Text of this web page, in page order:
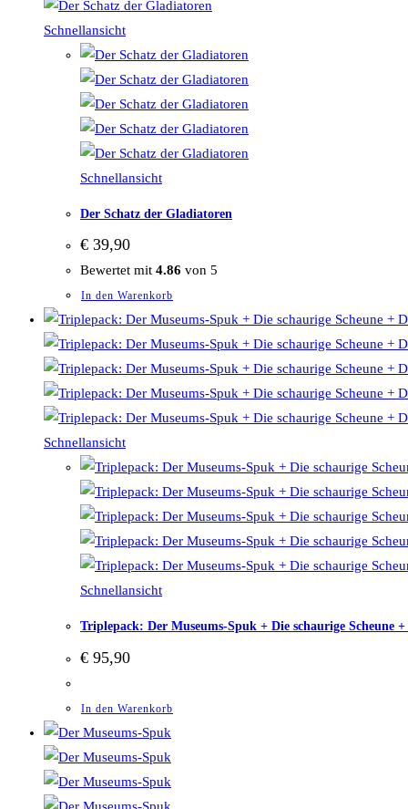
Schnellansicht
Schnellansicht
Der Schatz der Gladiatoren
€ 39,90
Bewertet mit 4.86 von 5
In den Warenkorb
Schnellansicht
Schnellansicht
Triplepack: Der Museums-Spuk + Die schaurige Scheune
€ 95,90
In den Warenkorb